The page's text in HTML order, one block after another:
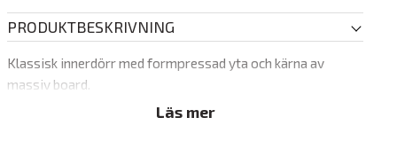
PRODUKTBESKRIVNING
Klassisk innerdörr med formpressad yta och kärna av
massiv board.
Läs mer